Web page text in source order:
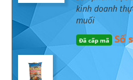
kinh doanh
muối
Đã cấp mã Số